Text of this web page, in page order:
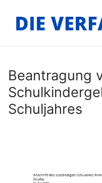
Inhalt
springen
Beantragung
Schuljahres